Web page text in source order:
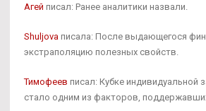
Агей писал: Ранее аналитики назвали.
Shuljova писала: После выдающегося
экстраполяцию полезных свойств.
Тимофеев писал: Кубке индивидуальной
стало одним из факторов,